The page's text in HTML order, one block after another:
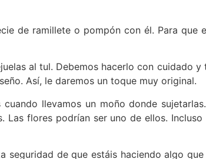
de ramillete o pompón con él. Para que
al tul. Debemos hacerlo con cuidado
Así, le daremos un toque muy original.
llevamos un moño donde
flores podrían ser uno de ellos.
de que estáis haciendo algo